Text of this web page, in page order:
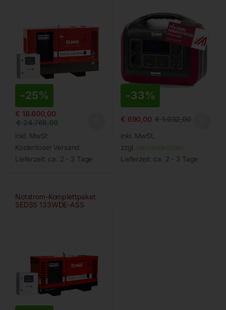
-25%
€ 18.600,00
€24.768,00
inkl. MwSt.
Kostenloser Versand
Lieferzeit: ca. 2 - 3 Tage
-33%
€ 690,00 €1.032,00
inkl. MwSt.
zzgl. Versandkosten
Lieferzeit: ca. 2 - 3 Tage
Notstrom-Komplettpaket
SEDSS 133WDE-ASS